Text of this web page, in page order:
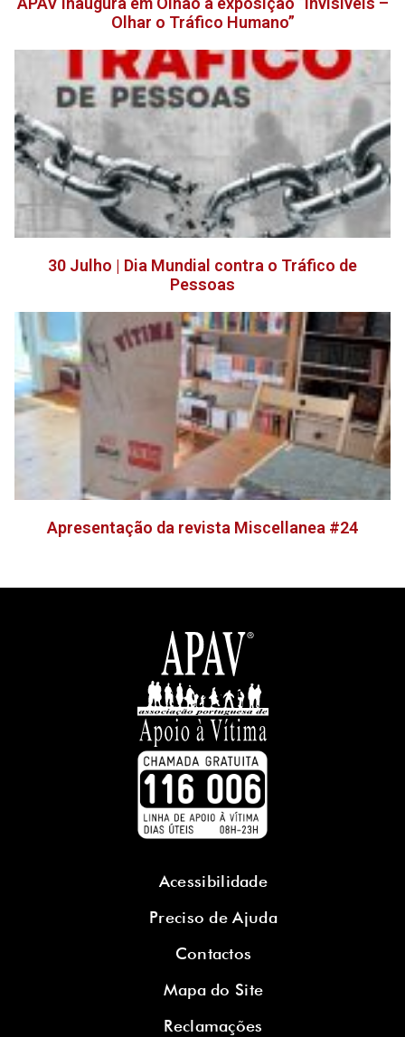
Olhar o Tráfico Humano”
30 Julho | Dia Mundial contra o Tráfico de
Pessoas
Apresentação da revista Miscellanea #24
Acessibilidade
Preciso de Ajuda
Contactos
Mapa do Site
Reclamações